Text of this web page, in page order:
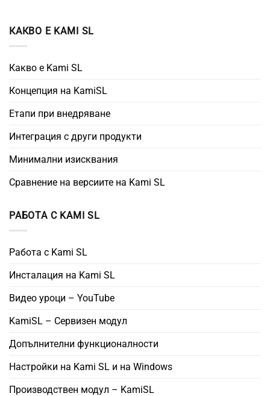
КАКВО Е KAMI SL
Какво е Kami SL
Концепция на KamiSL
Етапи при внедряване
Интеграция с други продукти
Минимални изисквания
Сравнение на версиите на Kami SL
РАБОТА С KAMI SL
Работа с Kami SL
Инсталация на Kami SL
Видео уроци – YouTube
KamiSL – Сервизен модул
Допълнителни функционалности
Настройки на Kami SL и на Windows
Производствен модул – KamiSL